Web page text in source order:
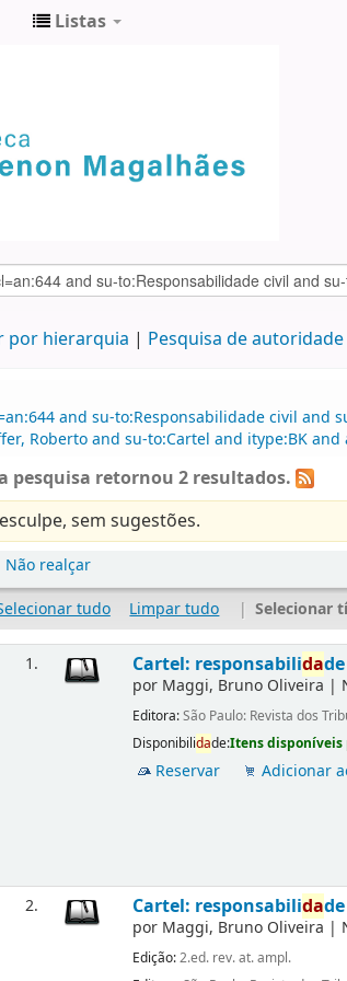
Listas
por hierarquia Pesquisa de autoridade
and su-to:Responsabilidade civil
Roberto and su-to:Cartel and itype:BK
pesquisa retornou 2 resultados.
sem sugestões.
Não realçar
tudo
Limpar tudo | Selecionar
1. Cartel: responsabilida
por Maggi, Bruno Oliveira |
Editora:São Paulo: Revista dos
Disponibilidade:Itens disponíveis
Reservar Adicionar
2. Cartel: responsabilida
por Maggi, Bruno Oliveira |
Edição:2.ed. rev. at. ampl.